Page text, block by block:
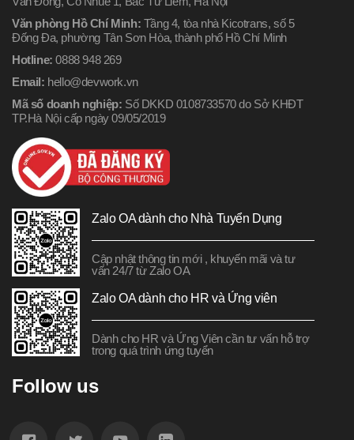
Văn phòng Hồ Chí Minh: Tầng 4, tòa nhà Kicotrans, số 5
Đống Đa, phường Tân Sơn Hòa, thành phố Hồ Chí Minh
Hotline: 0888 948 269
Email: hello@devwork.vn
Mã số doanh nghiệp: Số DKKD 0108733570 do Sở KHĐT
TP.Hà Nội cấp ngày 09/05/2019
Zalo OA dành cho Nhà Tuyển Dụng
Cập nhật thông tin mới , khuyến mãi và tư
vấn 24/7 từ Zalo OA
Zalo OA dành cho HR và Ứng viên
Dành cho HR và Ứng Viên cần tư vấn hỗ trợ
trong quá trình ứng tuyển
Follow us